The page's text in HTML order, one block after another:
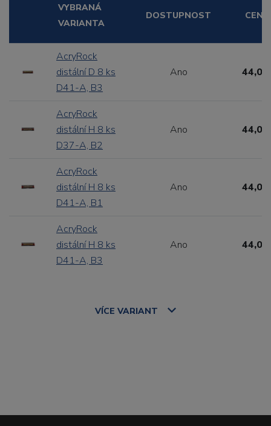
VYBRANÁ
VARIANTA
DOSTUPNOST CENA
AcryRock
distální D 8 ks
D41-A, B3
Ano 44,00
AcryRock
distální H 8 ks
D37-A, B2
Ano 44,00
AcryRock
distální H 8 ks
D41-A, B1
Ano 44,00
AcryRock
distální H 8 ks
D41-A, B3
Ano 44,00
VÍCE VARIANT